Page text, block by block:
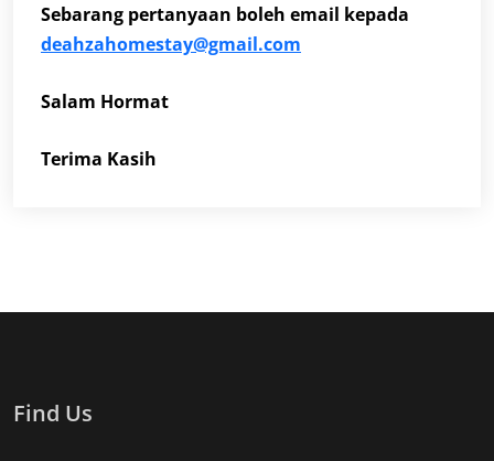
Sebarang pertanyaan boleh email kepada
deahzahomestay@gmail.com
Salam Hormat
Terima Kasih
Find Us